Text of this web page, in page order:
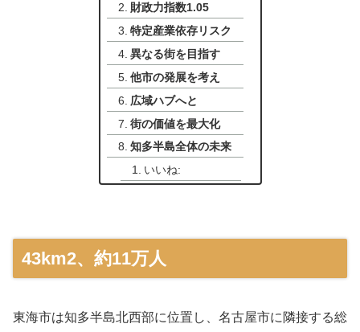
財政力指数1.05
特定産業依存リスク
異なる街を目指す
他市の発展を考え
広域ハブへと
街の価値を最大化
知多半島全体の未来
いいね:
43km2、約11万人
東海市は知多半島北西部に位置し、名古屋市に隣接する総